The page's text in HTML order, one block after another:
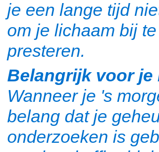
je een lange tijd
om je lichaam bij
presteren.
Belangrijk voor je
Wanneer je 's
belang dat je
onderzoeken is